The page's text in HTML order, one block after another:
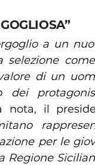
a un
selezione
di un
nota, il
per le
Regione